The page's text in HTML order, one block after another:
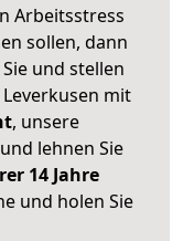
Arbeitsstress
sollen, dann
und stellen
Leverkusen mit
, unsere
lehnen Sie
14 Jahre
und holen Sie